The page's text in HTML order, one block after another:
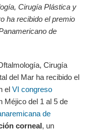
Cirugía Plástica y
ha recibido el premio
de
Cirugía
del Mar ha recibido el
el VI congreso
Méjico del 1 al 5 de
de
corneal, un